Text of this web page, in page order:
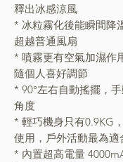
釋出冰感涼風
* 冰粒霧化後能瞬間降
超越普通風扇
* 噴霧更有空氣加濕作
隨個人喜好調節
* 90°左右自動搖擺，
角度
* 輕巧機身只有0.9KG
使用，戶外活動最為適
* 內置超高電量